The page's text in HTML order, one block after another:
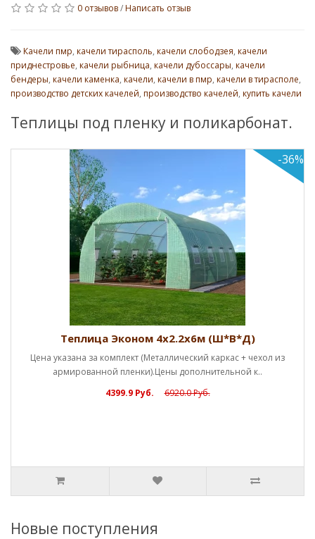
0 отзывов/Написать отзыв
Качели пмр, качели тирасполь, качели слободзея, качели
приднестровье, качели рыбница, качели дубоссары, качели
бендеры, качели каменка, качели, качели в пмр, качели в тирасполе,
производство детских качелей, производство качелей, купить качели
Теплицы под пленку и поликарбонат.
Теплица Эконом 4х2.2х6м (Ш*В*Д)
Цена указана за комплект (Металлический каркас + чехол из
армированной пленки).Цены дополнительной к..
4399.9 Руб.
6920.0 Руб.
-36%
Новые поступления